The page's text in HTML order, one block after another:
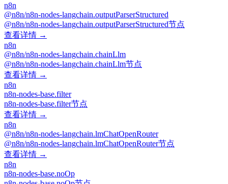
n8n
@n8n/n8n-nodes-langchain.outputParserStructured
@n8n/n8n-nodes-langchain.outputParserStructured节点
查看详情 →
n8n
@n8n/n8n-nodes-langchain.chainLlm
@n8n/n8n-nodes-langchain.chainLlm节点
查看详情 →
n8n
n8n-nodes-base.filter
n8n-nodes-base.filter节点
查看详情 →
n8n
@n8n/n8n-nodes-langchain.lmChatOpenRouter
@n8n/n8n-nodes-langchain.lmChatOpenRouter节点
查看详情 →
n8n
n8n-nodes-base.noOp